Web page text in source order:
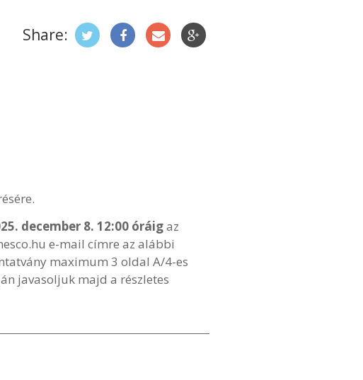
Share:
december 8. 12:00 óráigaz
e-mail címre az alábbi
maximum 3 oldal A/4-es
javasoljuk majd a részletes